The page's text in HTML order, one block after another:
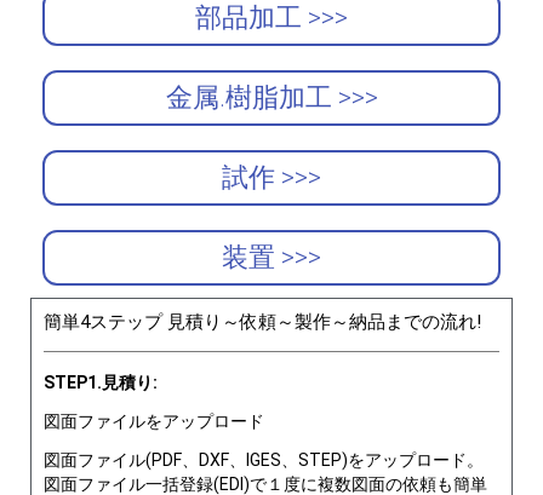
部品加工 >>>
金属.樹脂加工 >>>
試作 >>>
装置 >>>
簡単4ステップ 見積り～依頼～製作～納品までの流れ!
STEP1.見積り:
図面ファイルをアップロード
図面ファイル(PDF、DXF、IGES、STEP)をアップロード。
図面ファイル一括登録(EDI)で１度に複数図面の依頼も簡単